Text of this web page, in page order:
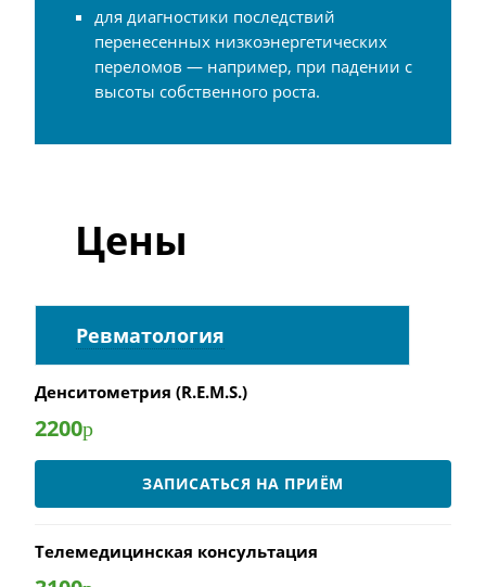
для диагностики последствий
перенесенных низкоэнергетических
переломов — например, при падении с
высоты собственного роста.
Цены
Ревматология
Денситометрия (R.E.M.S.)
2200р
ЗАПИСАТЬСЯ НА ПРИЁМ
Телемедицинская консультация